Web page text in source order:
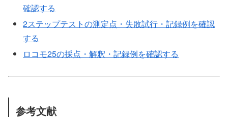
確認する
2ステップテストの測定点・失敗試行・記録例を確認
する
ロコモ25の採点・解釈・記録例を確認する
参考文献